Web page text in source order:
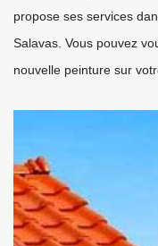
propose ses services
Salavas. Vous pouvez
nouvelle peinture sur